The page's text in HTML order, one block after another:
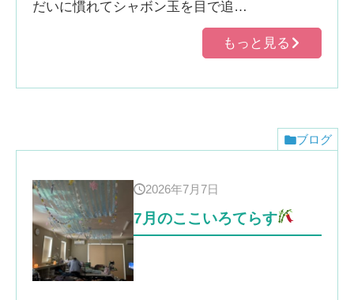
だいに慣れてシャボン玉を目で追…
もっと見る
ブログ
2026年7月7日
7月のここいろてらす